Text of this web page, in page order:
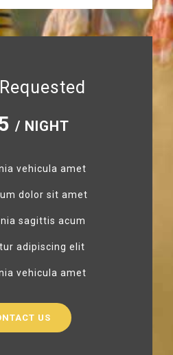
/ NIGHT
vehicula amet
dolor sit amet
sagittis acum
adipiscing elit
vehicula amet
US